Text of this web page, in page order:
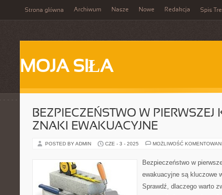
Strona główna Archiwum Nasze Nowe Redakcja Spis
MOJA SIŁA
BEZPIECZEŃSTWO W PIERWSZEJ
ZNAKI EWAKUACYJNE
POSTED BY ADMIN CZE - 3 - 2025 MOŻLIWOŚĆ
Bezpieczeństwo w
ewakuacyjne są kluczowe
Sprawdź, dlaczego warto